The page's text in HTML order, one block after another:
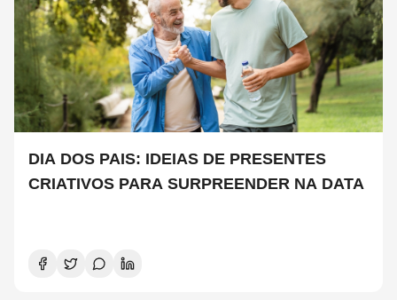
DIA DOS PAIS: IDEIAS DE PRESENTES
CRIATIVOS PARA SURPREENDER NA DATA